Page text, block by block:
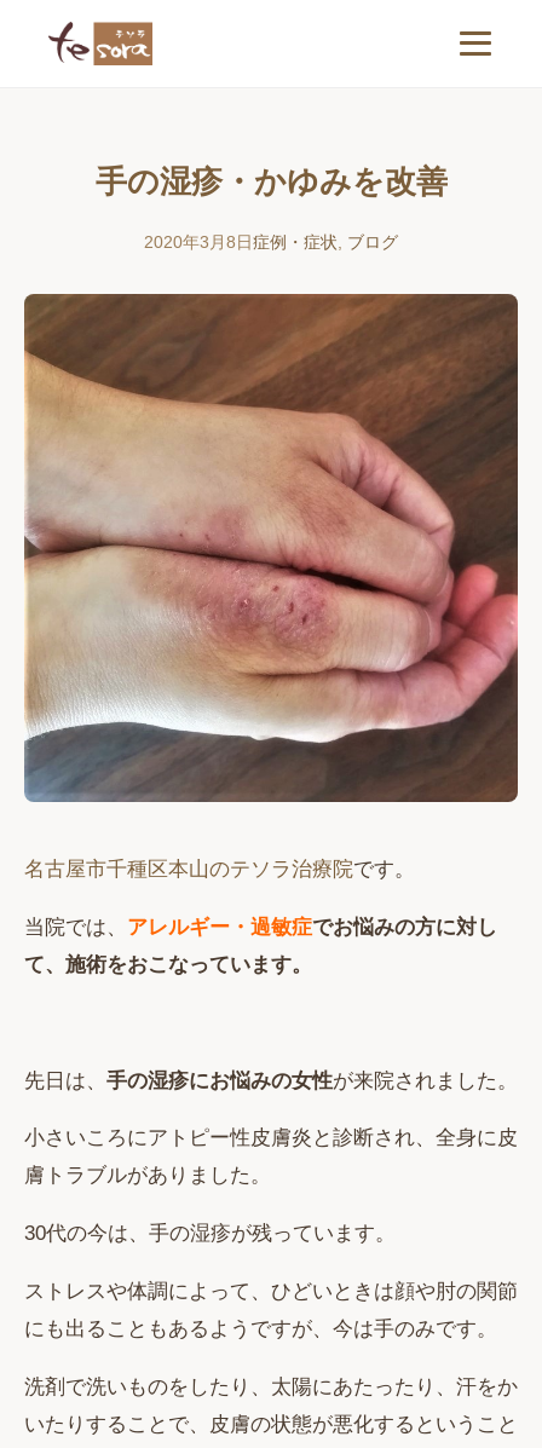
手の湿疹・かゆみを改善
2020年3月8日症例・症状 ブログ
名古屋市千種区本山のテソラ治療院です。
当院では、 アレルギー・過敏症でお悩みの方に対し
て、施術をおこなっています。
先日は、 手の湿疹にお悩みの女性が来院されました。
小さいころにアトピー性皮膚炎と診断され、全身に皮
膚トラブルがありました。
30代の今は、手の湿疹が残っています。
ストレスや体調によって、ひどいときは顔や肘の関節
にも出ることもあるようですが、今は手のみです。
洗剤で洗いものをしたり、太陽にあたったり、汗をか
いたりすることで、皮膚の状態が悪化するということ